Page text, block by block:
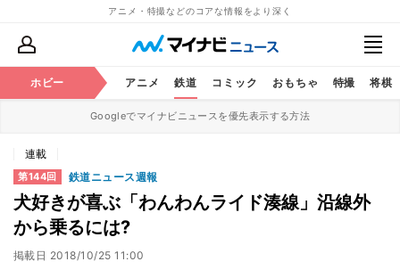
アニメ・特撮などのコアな情報をより深く
ホビー アニメ 鉄道 コミック おもちゃ 特撮 将棋
Googleでマイナビニュースを優先表示する方法
連載
第144回 鉄道ニュース週報
犬好きが喜ぶ「わんわんライド湊線」沿線外
から乗るには?
掲載日 2018/10/25 11:00